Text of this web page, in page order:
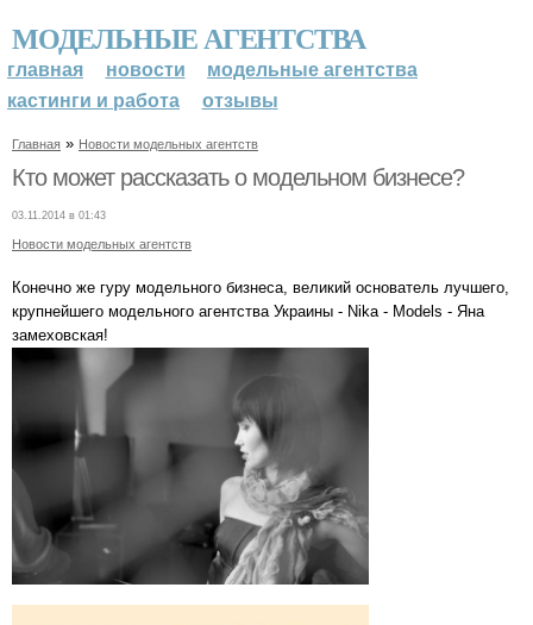
МОДЕЛЬНЫЕ АГЕНТСТВА
главная новости
модельные агентства
кастинги и работа
отзывы
Главная » Новости модельных агентств
Кто может рассказать о модельном бизнесе?
03.11.2014 в 01:43
Новости модельных агентств
Конечно же гуру модельного бизнеса, великий основатель лучшего,
крупнейшего модельного агентства Украины - Nika - Models - Яна
замеховская!